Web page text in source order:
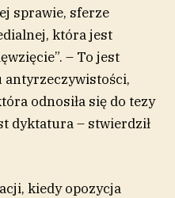
sprawie, sferze
która jest
– To jest
antyrzeczywistości,
odnosiła się do tezy
dyktatura – stwierdził
kiedy opozycja